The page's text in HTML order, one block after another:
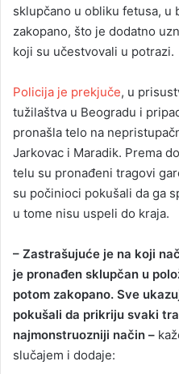
sklupčano u obliku fetusa, u
zakopano, što je dodatno
koji su učestvovali u potrazi.
Policija je prekjuče, u
tužilaštva u Beogradu i
pronašla telo na
Jarkovac i Maradik. Prema
telu su pronađeni tragovi
su počinioci pokušali da ga
u tome nisu uspeli do kraja.
– Zastrašujuće je na koji
je pronađen sklupčan u
potom zakopano. Sve
pokušali da prikriju svaki
najmonstruozniji način –
slučajem i dodaje: